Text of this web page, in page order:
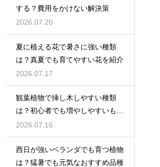
する？費用をかけない解決策
2026.07.20
夏に植える花で暑さに強い種類
は？真夏でも育てやすい花を紹介
2026.07.17
観葉植物で挿し木しやすい種類
は？初心者でも増やしやすいもの
を紹介
2026.07.16
西日が強いベランダでも育つ植物
は？猛暑でも元気なおすすめ品種